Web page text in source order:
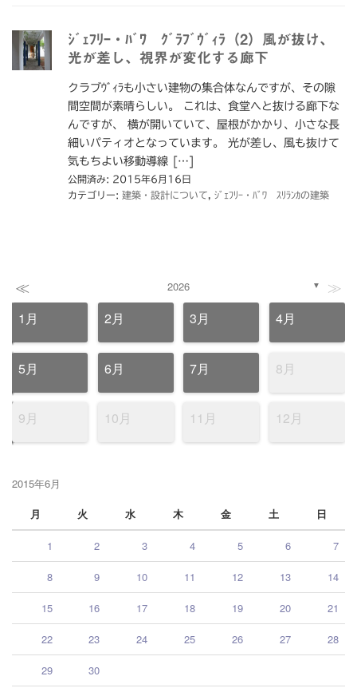
ｼﾞｪﾌﾘｰ・ﾊﾞﾜ ｸﾞﾗﾌﾞｳﾞｨﾗ（2）風が抜け、
光が差し、視界が変化する廊下
クラブｳﾞｨﾗも小さい建物の集合体なんですが、その隙
間空間が素晴らしい。 これは、食堂へと抜ける廊下な
んですが、 横が開いていて、屋根がかかり、小さな長
細いパティオとなっています。 光が差し、風も抜けて
気もちよい移動導線 […]
公開済み: 2015年6月16日
カテゴリー: 建築・設計について ｼﾞｪﾌﾘｰ・ﾊﾞﾜ ｽﾘﾗﾝｶの建築
≪ 2026 ▼ ≫
1月 2月 3月 4月
5月 6月 7月 8月
9月 10月 11月 12月
2015年6月
月
火 水 木 金 土 日
1 2 3 4 5 6 7
8 9 10 11 12 13 14
15 16 17 18 19 20 21
22 23 24 25 26 27 28
29 30